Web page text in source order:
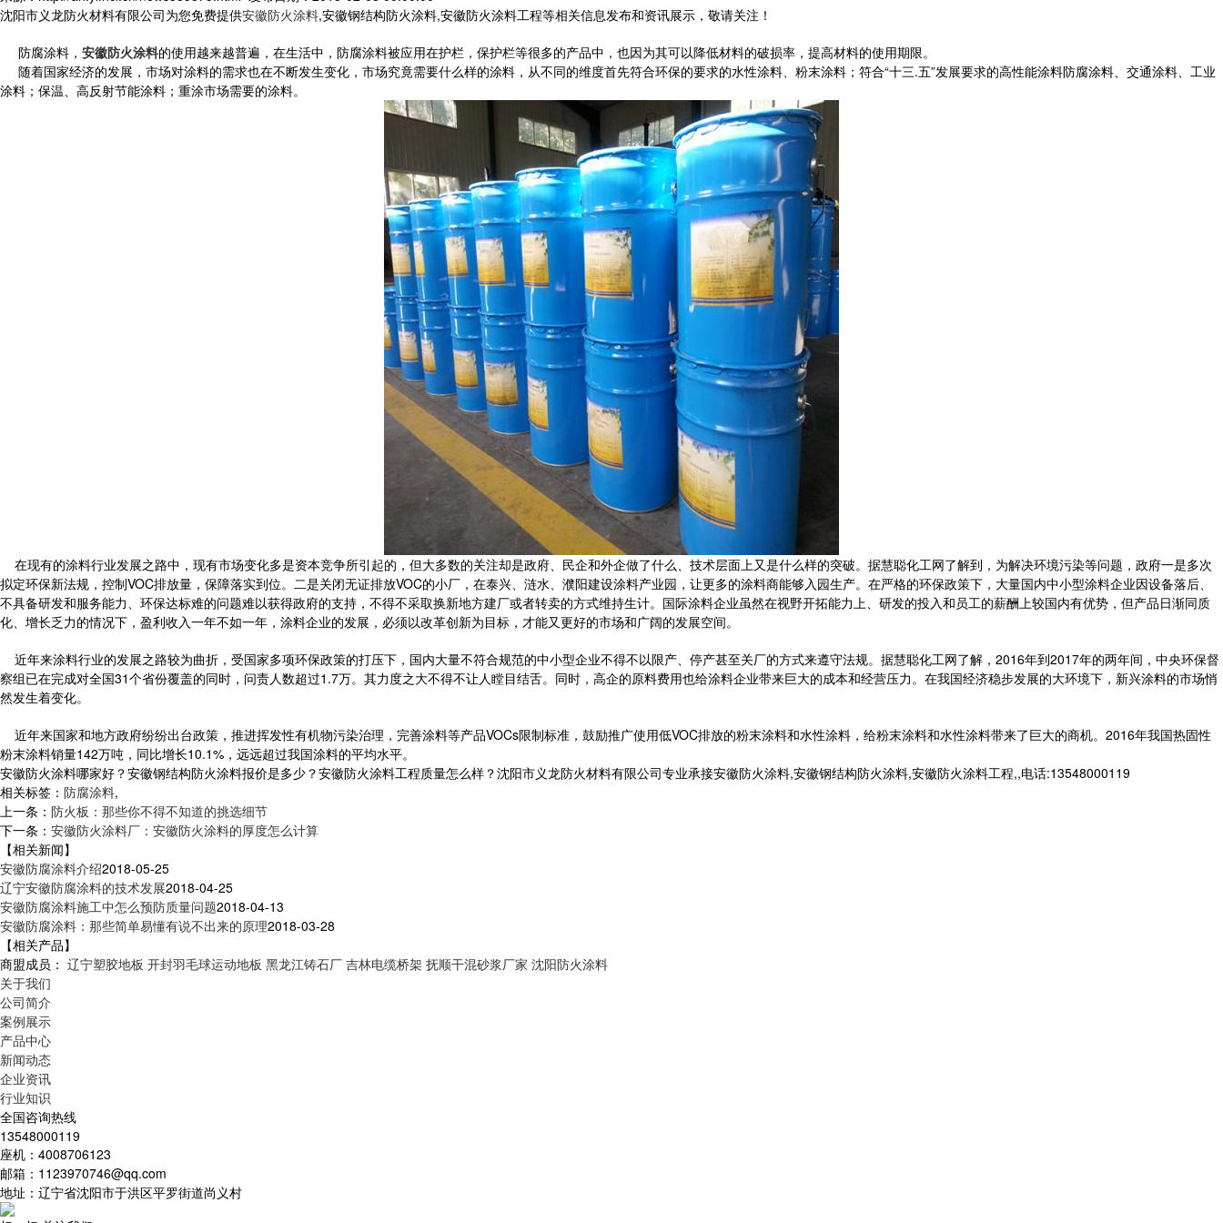
沈阳市义龙防火材料有限公司为您免费提供安徽防火涂料,安徽钢结构防火涂料,安徽防火涂料工程等相关信息发布和资讯展示，敬请关注！
防腐涂料， 安徽防火涂料的使用越来越普遍，在生活中，防腐涂料被应用在护栏，保护栏等很多的产品中，也因为其可以降低材料的破损率，提高材料的使用期限。
随着国家经济的发展，市场对涂料的需求也在不断发生变化，市场究竟需要什么样的涂料，从不同的维度首先符合环保的要求的水性涂料、粉末涂料；符合“十三.五”发展要求的高性能涂料防腐涂料、交通涂料、工业
涂料；保温、高反射节能涂料；重涂市场需要的涂料。
在现有的涂料行业发展之路中，现有市场变化多是资本竞争所引起的，但大多数的关注却是政府、民企和外企做了什么、技术层面上又是什么样的突破。据慧聪化工网了解到，为解决环境污染等问题，政府一是多次
拟定环保新法规，控制VOC排放量，保障落实到位。二是关闭无证排放VOC的小厂，在泰兴、涟水、濮阳建设涂料产业园，让更多的涂料商能够入园生产。在严格的环保政策下，大量国内中小型涂料企业因设备落后、
不具备研发和服务能力、环保达标难的问题难以获得政府的支持，不得不采取换新地方建厂或者转卖的方式维持生计。国际涂料企业虽然在视野开拓能力上、研发的投入和员工的薪酬上较国内有优势，但产品日渐同质
化、增长乏力的情况下，盈利收入一年不如一年，涂料企业的发展，必须以改革创新为目标，才能又更好的市场和广阔的发展空间。
近年来涂料行业的发展之路较为曲折，受国家多项环保政策的打压下，国内大量不符合规范的中小型企业不得不以限产、停产甚至关厂的方式来遵守法规。据慧聪化工网了解，2016年到2017年的两年间，中央环保督
察组已在完成对全国31个省份覆盖的同时，问责人数超过1.7万。其力度之大不得不让人瞠目结舌。同时，高企的原料费用也给涂料企业带来巨大的成本和经营压力。在我国经济稳步发展的大环境下，新兴涂料的市场悄
然发生着变化。
近年来国家和地方政府纷纷出台政策，推进挥发性有机物污染治理，完善涂料等产品VOCs限制标准，鼓励推广使用低VOC排放的粉末涂料和水性涂料，给粉末涂料和水性涂料带来了巨大的商机。2016年我国热固性
粉末涂料销量142万吨，同比增长10.1%，远远超过我国涂料的平均水平。
安徽防火涂料哪家好？安徽钢结构防火涂料报价是多少？安徽防火涂料工程质量怎么样？沈阳市义龙防火材料有限公司专业承接安徽防火涂料,安徽钢结构防火涂料,安徽防火涂料工程,,电话:13548000119
相关标签： 防腐涂料,
上一条： 防火板：那些你不得不知道的挑选细节
下一条： 安徽防火涂料厂：安徽防火涂料的厚度怎么计算
【相关新闻】
安徽防腐涂料介绍2018-05-25
辽宁安徽防腐涂料的技术发展2018-04-25
安徽防腐涂料施工中怎么预防质量问题2018-04-13
安徽防腐涂料：那些简单易懂有说不出来的原理2018-03-28
【相关产品】
商盟成员： 辽宁塑胶地板 开封羽毛球运动地板 黑龙江铸石厂 吉林电缆桥架 抚顺干混砂浆厂家 沈阳防火涂料
关于我们
公司简介
案例展示
产品中心
新闻动态
企业资讯
行业知识
全国咨询热线
13548000119
座机：4008706123
邮箱：1123970746@qq.com
地址：辽宁省沈阳市于洪区平罗街道尚义村